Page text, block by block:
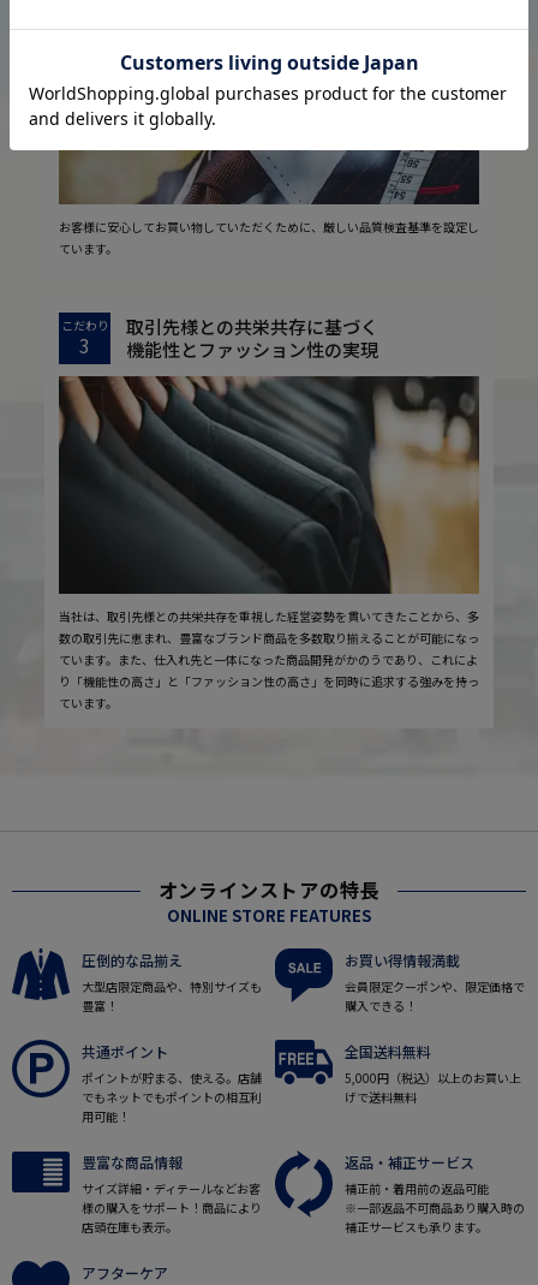
お客様に安心してお買い物していただくために、厳しい品質検査基準を設定し
ています。
こだわり
3
取引先様との共栄共存に基づく
機能性とファッション性の実現
当社は、取引先様との共栄共存を重視した経営姿勢を貫いてきたことから、多
数の取引先に恵まれ、豊富なブランド商品を多数取り揃えることが可能になっ
ています。また、仕入れ先と一体になった商品開発がかのうであり、これによ
り「機能性の高さ」と「ファッション性の高さ」を同時に追求する強みを持っ
ています。
オンラインストアの特長
ONLINE STORE FEATURES
圧倒的な品揃え
大型店限定商品や、特別サイズも
豊富！
お買い得情報満載
会員限定クーポンや、限定価格で
購入できる！
共通ポイント
ポイントが貯まる、使える。店舗
でもネットでもポイントの相互利
用可能！
全国送料無料
5,000円（税込）以上のお買い上
げで送料無料
豊富な商品情報
サイズ詳細・ディテールなどお客
様の購入をサポート！商品により
店頭在庫も表示。
返品・補正サービス
補正前・着用前の返品可能
※一部返品不可商品あり購入時の
補正サービスも承ります。
アフターケア